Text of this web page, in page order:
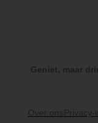
Geniet, maar
Over ons Privacy-